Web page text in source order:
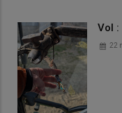
Vol :
22